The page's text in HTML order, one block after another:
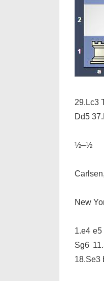
29.Lc3
Dd5
½–½
New
1.e4
Sg6
18.Se3